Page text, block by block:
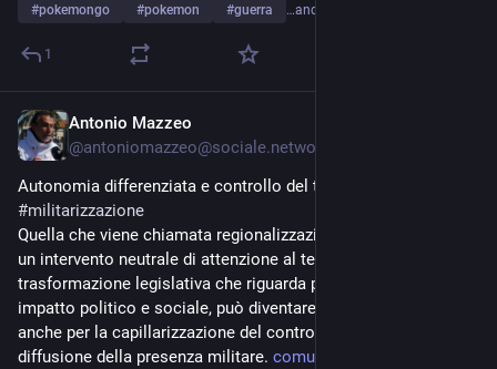
#pokemongo #pokemon #guerra …and 3 more
1
Antonio Mazzeo
@antoniomazzeo@sociale.network
Autonomia differenziata e controllo del territorio
#militarizzazione
Quella che viene chiamata regionalizzazione, come se fosse
un intervento neutrale di attenzione al territorio e non una
trasformazione legislativa che riguarda più ambiti di forte
impatto politico e sociale, può diventare terreno di coltura
anche per la capillarizzazione del controllo sicuritario e della
diffusione della presenza militare. comune-